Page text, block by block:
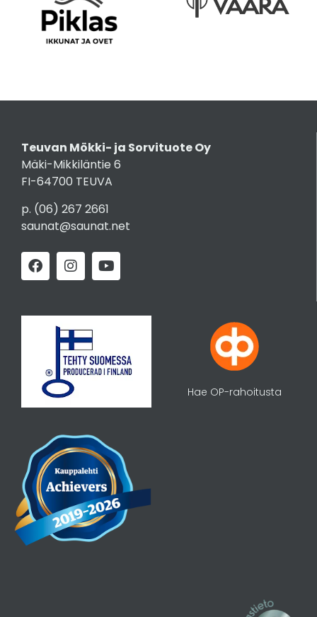
Teuvan Mökki- ja Sorvituote Oy
Mäki-Mikkiläntie 6
FI-64700 TEUVA
p. (06) 267 2661
saunat@saunat.net
Hae OP-rahoitusta